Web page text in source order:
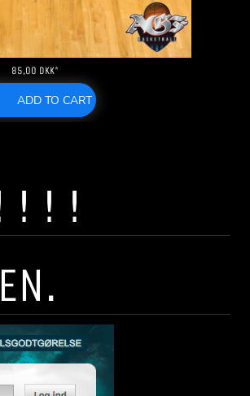
85,00 DKK*
ADD TO CART
! ! !